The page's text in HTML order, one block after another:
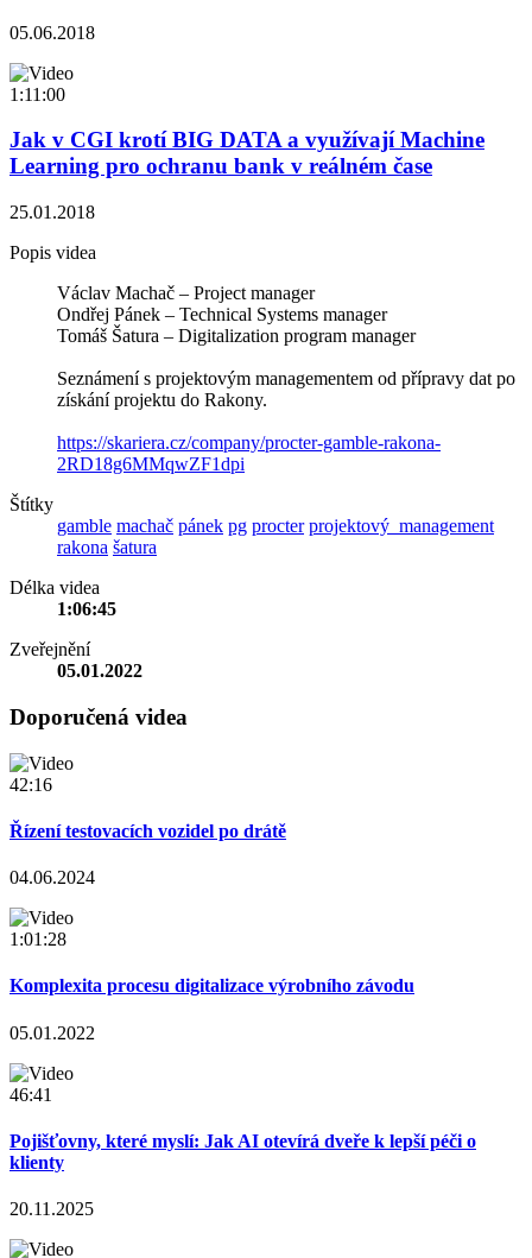
05.06.2018
1:11:00
Jak v CGI krotí BIG DATA a využívají Machine
Learning pro ochranu bank v reálném čase
25.01.2018
Popis videa
Václav Machač – Project manager
Ondřej Pánek – Technical Systems manager
Tomáš Šatura – Digitalization program manager
Seznámení s projektovým managementem od přípravy dat po
získání projektu do Rakony.
https://skariera.cz/company/procter-gamble-rakona-
2RD18g6MMqwZF1dpi
Štítky
gamble machač pánek pg procter projektový_management
rakona šatura
Délka videa
1:06:45
Zveřejnění
05.01.2022
Doporučená videa
42:16
Řízení testovacích vozidel po drátě
04.06.2024
1:01:28
Komplexita procesu digitalizace výrobního závodu
05.01.2022
46:41
Pojišťovny, které myslí: Jak AI otevírá dveře k lepší péči o
klienty
20.11.2025